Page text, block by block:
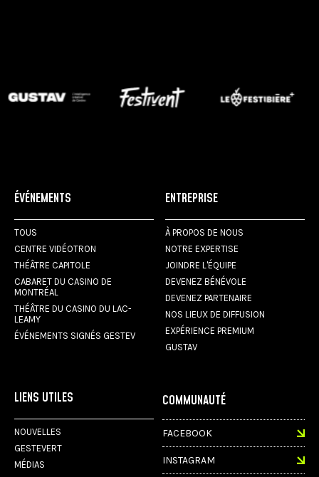
ÉVÉNEMENTS
TOUS
CENTRE VIDÉOTRON
THÉÂTRE CAPITOLE
CABARET DU CASINO DE
MONTRÉAL
THÉÂTRE DU CASINO DU LAC-
LEAMY
ÉVÉNEMENTS SIGNÉS GESTEV
ENTREPRISE
À PROPOS DE NOUS
NOTRE EXPERTISE
JOINDRE L'ÉQUIPE
DEVENEZ BÉNÉVOLE
DEVENEZ PARTENAIRE
NOS LIEUX DE DIFFUSION
EXPÉRIENCE PREMIUM
GUSTAV
LIENS UTILES
NOUVELLES
GESTEVERT
MÉDIAS
COMMUNAUTÉ
FACEBOOK
INSTAGRAM